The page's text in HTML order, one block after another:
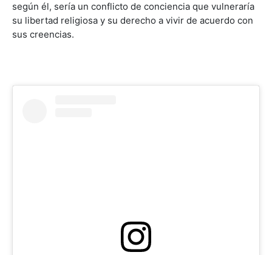
según él, sería un conflicto de conciencia que vulneraría
su libertad religiosa y su derecho a vivir de acuerdo con
sus creencias.